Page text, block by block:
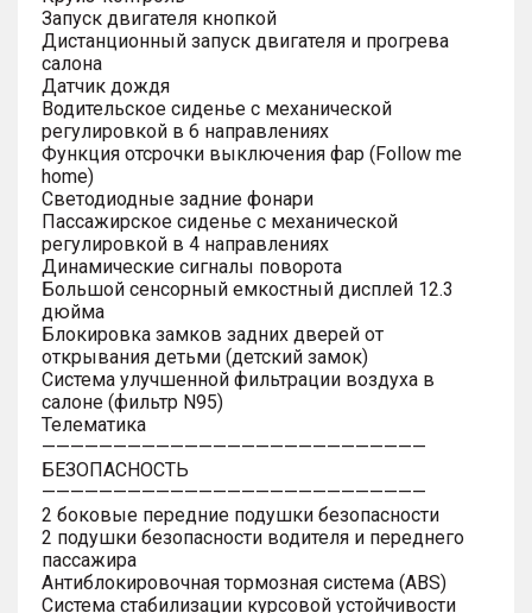
Запуск двигателя кнопкой
Дистанционный запуск двигателя и прогрева
салона
Датчик дождя
Водительское сиденье с механической
регулировкой в 6 направлениях
Функция отсрочки выключения фар (Follow me
home)
Светодиодные задние фонари
Пассажирское сиденье с механической
регулировкой в 4 направлениях
Динамические сигналы поворота
Большой сенсорный емкостный дисплей 12.3
дюйма
Блокировка замков задних дверей от
открывания детьми (детский замок)
Система улучшенной фильтрации воздуха в
салоне (фильтр N95)
Телематика
———————————————————————————
БЕЗОПАСНОСТЬ
———————————————————————————
2 боковые передние подушки безопасности
2 подушки безопасности водителя и переднего
пассажира
Антиблокировочная тормозная система (ABS)
Система стабилизации курсовой устойчивости